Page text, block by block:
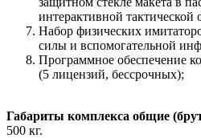
интерактивной тактической
Набор физических
силы и вспомогательной
Программное обеспечение
(5 лицензий, бессрочных);
Габариты комплекса общие
500 кг.